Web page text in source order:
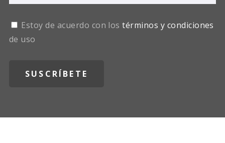
Estoy de acuerdo con lostérminos y condiciones
de uso